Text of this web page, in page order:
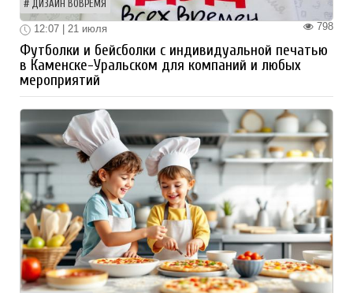
ДИЗАЙН ВОВРЕМЯ
798
12:07 | 21 июля
Футболки и бейсболки с индивидуальной печатью
в Каменске-Уральском для компаний и любых
мероприятий